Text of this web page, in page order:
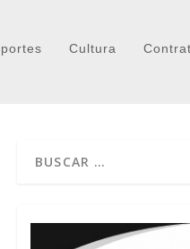
Cultura